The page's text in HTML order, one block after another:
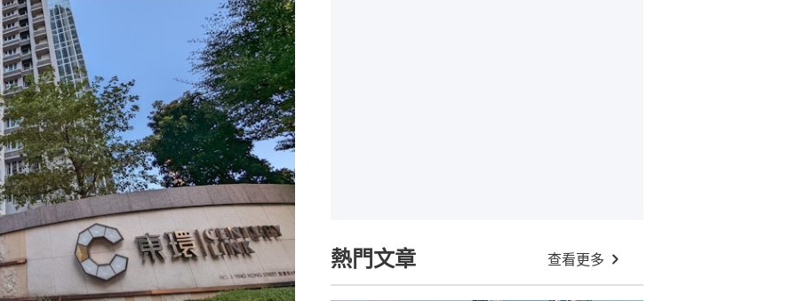
熱門文章 查看更多